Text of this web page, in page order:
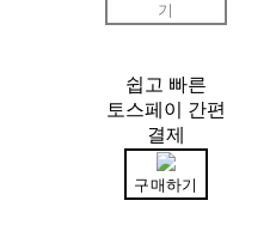
기
쉽고 빠른
토스페이 간편
결제
구매하기